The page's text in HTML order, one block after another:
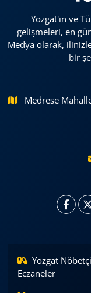
Yozgat'ın ve
gelişmeleri, en
Medya olarak,
bir
Medrese
Yozgat Nöbetçi
Eczaneler